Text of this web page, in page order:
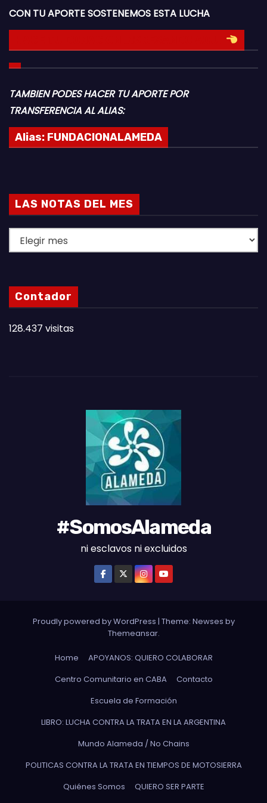
CON TU APORTE SOSTENEMOS ESTA LUCHA
TAMBIEN PODES HACER TU APORTE POR
TRANSFERENCIA AL ALIAS:
Alias: FUNDACIONALAMEDA
LAS NOTAS DEL MES
A
N
O
A
Contador
128.437 visitas
#SomosAlameda
ni esclavos ni excluidos
Proudly powered by WordPress | Theme: Newses by
Themeansar.
Home
APOYANOS: QUIERO COLABORAR
Centro Comunitario en CABA
Contacto
Escuela de Formación
LIBRO: LUCHA CONTRA LA TRATA EN LA ARGENTINA
Mundo Alameda / No Chains
POLITICAS CONTRA LA TRATA EN TIEMPOS DE MOTOSIERRA
Quiénes Somos
QUIERO SER PARTE